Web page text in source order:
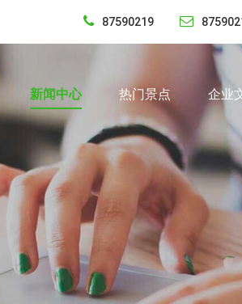
87590219
新闻中心 热门景点 企业